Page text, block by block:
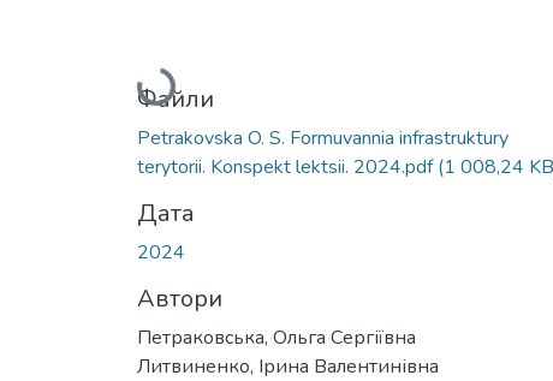
Вантажиться...
Файли
Petrakovska O. S. Formuvannia infrastruktury
terytorii. Konspekt lektsii. 2024.pdf(1 008,24
Дата
2024
Автори
Петраковська, Ольга Сергіївна
Литвиненко, Ірина Валентинівна